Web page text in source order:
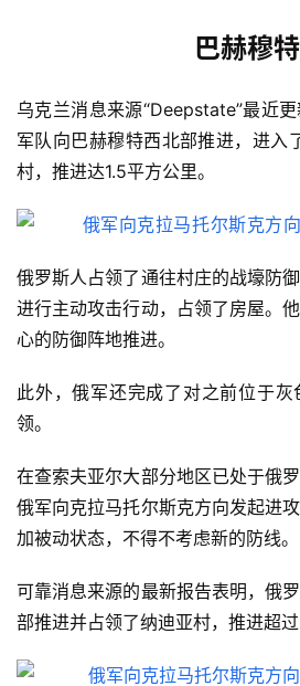
巴赫穆特
乌克兰消息来源“Deepstate”最近
军队向巴赫穆特西北部推进，进入
村，推进达1.5平方公里。
俄罗斯人占领了通往村庄的战壕防
进行主动攻击行动，占领了房屋。
心的防御阵地推进。
此外，俄军还完成了对之前位于
领。
在查索夫亚尔大部分地区已处于俄
俄军向克拉马托尔斯克方向发起进
加被动状态，不得不考虑新的防线。
可靠消息来源的最新报告表明，俄
部推进并占领了纳迪亚村，推进超过